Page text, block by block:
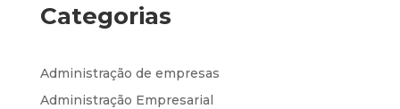
Categorias
Administração de empresas
Administração Empresarial